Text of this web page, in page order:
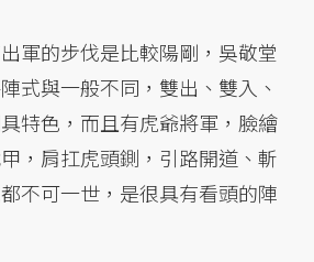
軍的步伐是比較陽剛，吳敬堂
式與一般不同，雙出、雙入、
特色，而且有虎爺將軍，臉繪
，肩扛虎頭鍘，引路開道、斬
不可一世，是很具有看頭的陣